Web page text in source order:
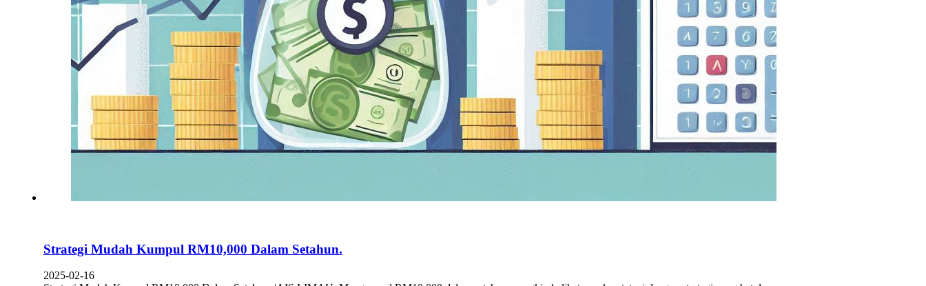
Strategi Mudah Kumpul RM10,000 Dalam Setahun.
2025-02-16